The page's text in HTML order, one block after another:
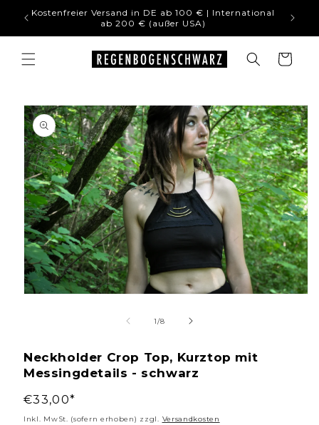
zum
Kostenfreier Versand in DE ab 100 € | International
ab 200 € (außer USA)
♥
Warenkorb
Modal
öffnen
1/von
8
Neckholder Crop Top, Kurztop mit
Messingdetails - schwarz
Normaler
Preis
€33,00*
Inkl. MwSt. (sofern erhoben) zzgl. Versandkosten